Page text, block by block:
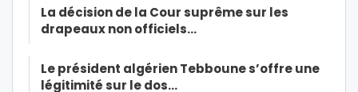
La décision de la Cour suprême sur les
drapeaux non officiels…
Le président algérien Tebboune s’offre une
légitimité sur le dos…